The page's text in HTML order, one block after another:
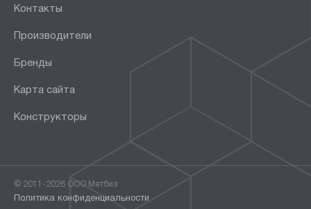
Контакты
Производители
Бренды
Карта сайта
Конструкторы
© 2011-2026 ООО Метбиз
Политика конфиденциальности